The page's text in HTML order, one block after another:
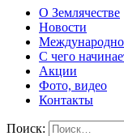
О Землячестве
Новости
С чего
Акции
Фото, видео
Контакты
Поиск: